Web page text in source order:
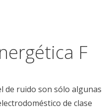
F
de ruido son sólo algunas
de clase